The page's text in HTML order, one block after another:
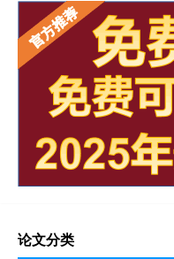
论文分类